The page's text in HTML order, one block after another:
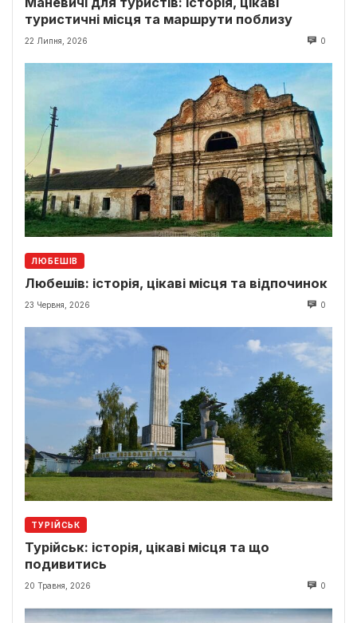
туристичні місця та маршрути поблизу
22 Липня, 2026 0
ЛЮБЕШІВ
Любешів: історія, цікаві місця та відпочинок
23 Червня, 2026 0
ТУРІЙСЬК
Турійськ: історія, цікаві місця та що
подивитись
20 Травня, 2026 0